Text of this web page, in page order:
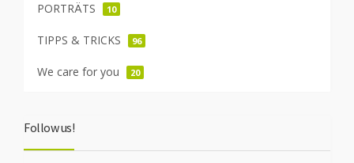
PORTRÄTS 10
TIPPS & TRICKS 96
We care for you 20
Follow us!